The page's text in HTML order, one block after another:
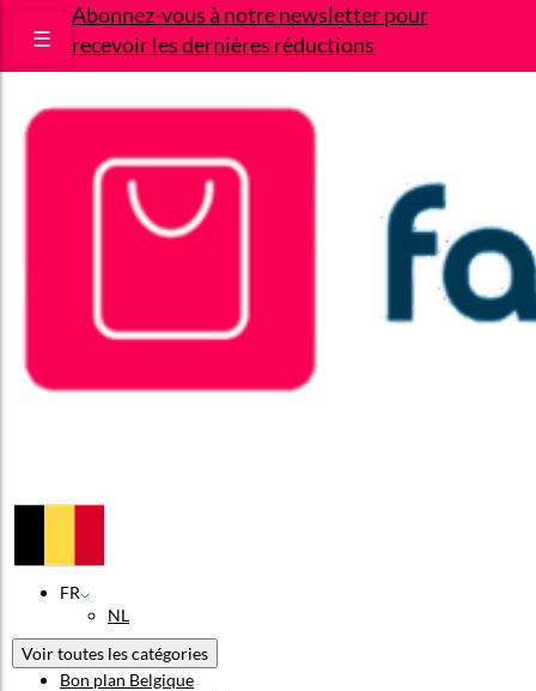
Abonnez-vous à notre newsletter pour
recevoir les dernières réductions
☰
FR
NL
Voir toutes les catégories
Bon plan Belgique